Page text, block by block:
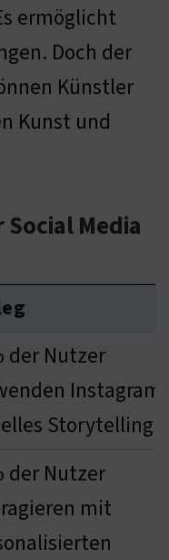
ermöglicht
Doch der
Künstler
Kunst und
Media
der Nutzer
Instagram
Storytelling
der Nutzer
mit